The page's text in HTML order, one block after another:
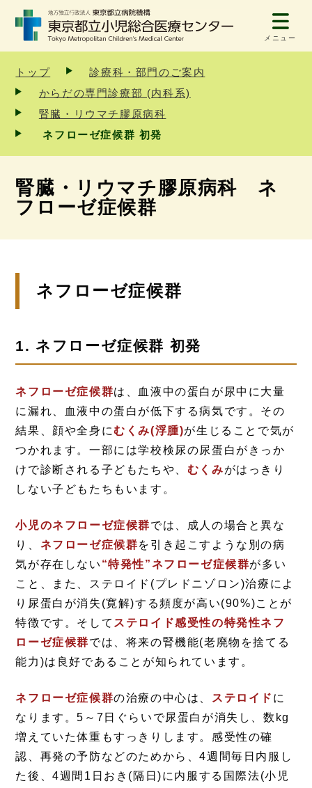
メニュー
トップ
診療科・部門のご案内
からだの専門診療部 (内科系)
腎臓・リウマチ膠原病科
ネフローゼ症候群 初発
腎臓・リウマチ膠原病科 ネ
フローゼ症候群
ネフローゼ症候群
1. ネフローゼ症候群 初発
ネフローゼ症候群は、血液中の蛋白が尿中に大量
に漏れ、血液中の蛋白が低下する病気です。その
結果、顔や全身にむくみ(浮腫)が生じることで気が
つかれます。一部には学校検尿の尿蛋白がきっか
けで診断される子どもたちや、 むくみがはっきり
しない子どもたちもいます。
小児のネフローゼ症候群では、成人の場合と異な
り、 ネフローゼ症候群を引き起こすような別の病
気が存在しない “特発性”ネフローゼ症候群が多い
こと、また、ステロイド(プレドニゾロン)治療によ
り尿蛋白が消失(寛解)する頻度が高い(90%)ことが
特徴です。そして ステロイド感受性の特発性ネフ
ローゼ症候群では、将来の腎機能(老廃物を捨てる
能力)は良好であることが知られています。
ネフローゼ症候群の治療の中心は、 ステロイド に
なります。5～7日ぐらいで尿蛋白が消失し、数kg
増えていた体重もすっきりします。感受性の確
認、再発の予防などのためから、4週間毎日内服し
た後、4週間1日おき(隔日)に内服する国際法(小児